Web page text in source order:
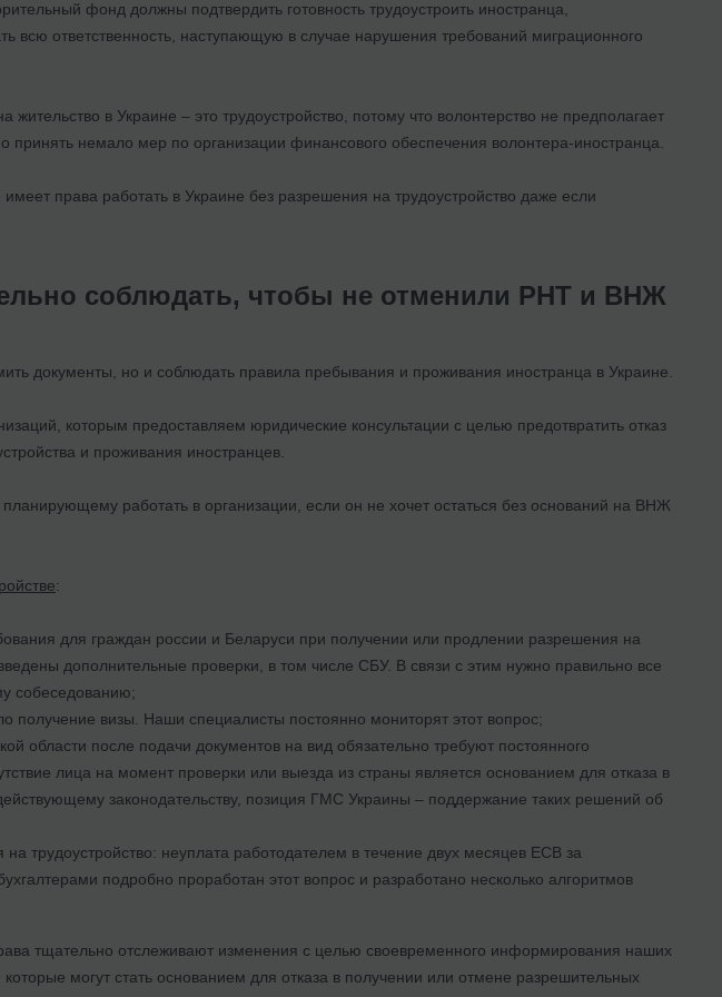
фонд должны подтвердить готовность трудоустроить иностранца,
всю ответственность, наступающую в случае нарушения требований миграционного
в Украине – это трудоустройство, потому что волонтерство не предполагает
немало мер по организации финансового обеспечения волонтера-иностранца.
права работать в Украине без разрешения на трудоустройство даже если
соблюдать, чтобы не отменили РНТ и ВНЖ
документы, но и соблюдать правила пребывания и проживания иностранца в Украине.
которым предоставляем юридические консультации с целью предотвратить отказ
и проживания иностранцев.
работать в организации, если он не хочет остаться без оснований на ВНЖ
:
для граждан россии и Беларуси при получении или продлении разрешения на
дополнительные проверки, в том числе СБУ. В связи с этим нужно правильно все
собеседованию;
получение визы. Наши специалисты постоянно мониторят этот вопрос;
области после подачи документов на вид обязательно требуют постоянного
лица на момент проверки или выезда из страны является основанием для отказа в
законодательству, позиция ГМС Украины – поддержание таких решений об
трудоустройство: неуплата работодателем в течение двух месяцев ЕСВ за
подробно проработан этот вопрос и разработано несколько алгоритмов
тщательно отслеживают изменения с целью своевременного информирования наших
могут стать основанием для отказа в получении или отмене разрешительных